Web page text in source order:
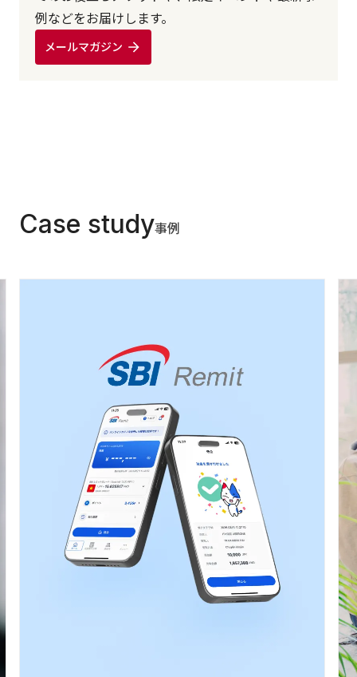
例などをお届けします。
メールマガジン
Case study事例